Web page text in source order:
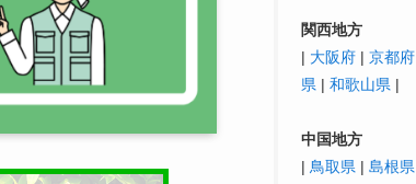
関西地方
| 大阪府 | 京都府
県 | 和歌山県 |
中国地方
| 鳥取県 | 島根県